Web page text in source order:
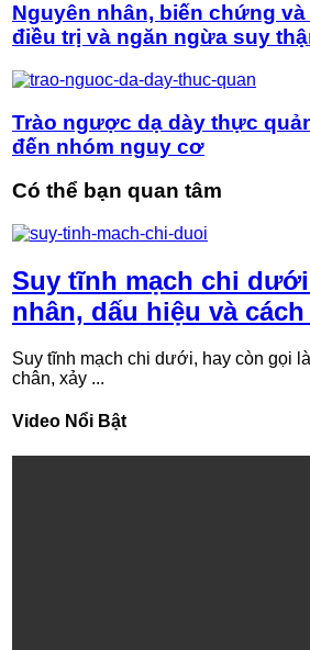
Nguyên nhân, biến chứng
điều trị và ngăn ngừa suy
Trào ngược dạ dày thực
đến nhóm nguy cơ
Có thể bạn quan tâm
Suy tĩnh mạch chi
nhân, dấu hiệu và
Suy tĩnh mạch chi dưới, hay còn gọi
chân, xảy ...
Video Nổi Bật